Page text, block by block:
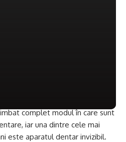
complet modul în care sunt
iar una dintre cele mai
este aparatul dentar invizibil.